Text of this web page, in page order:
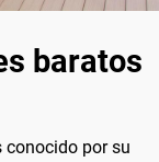
baratos
conocido por su